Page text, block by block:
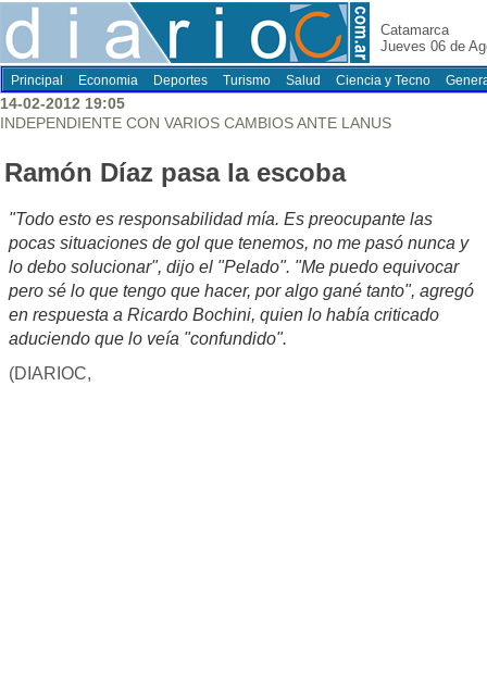
Catamarca
Jueves 06 de
Principal Economia Deportes Turismo Salud Ciencia y Tecno
14-02-2012 19:05
INDEPENDIENTE CON VARIOS CAMBIOS ANTE LANUS
Ramón Díaz pasa la escoba
"Todo esto es responsabilidad mía. Es preocupante las
pocas situaciones de gol que tenemos, no me pasó nunca y
lo debo solucionar", dijo el "Pelado". "Me puedo equivocar
pero sé lo que tengo que hacer, por algo gané tanto", agregó
en respuesta a Ricardo Bochini, quien lo había criticado
aduciendo que lo veía "confundido".
(DIARIOC,